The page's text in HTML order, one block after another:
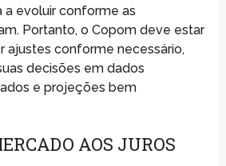
a evoluir conforme as
Portanto, o Copom deve estar
ajustes conforme necessário,
decisões em dados
e projeções bem
AOS JUROS